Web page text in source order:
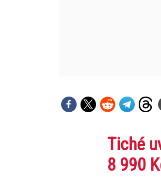
Tiché
8 990